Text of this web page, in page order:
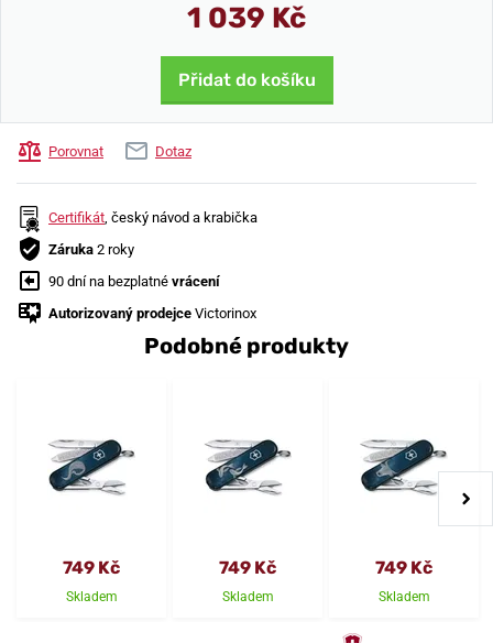
1 039 Kč
Přidat do košíku
Porovnat Dotaz
Certifikát, český návod a krabička
Záruka 2 roky
90 dní na bezplatné vrácení
Autorizovaný prodejce Victorinox
Podobné produkty
749 Kč
Skladem
749 Kč
Skladem
749 Kč
Skladem